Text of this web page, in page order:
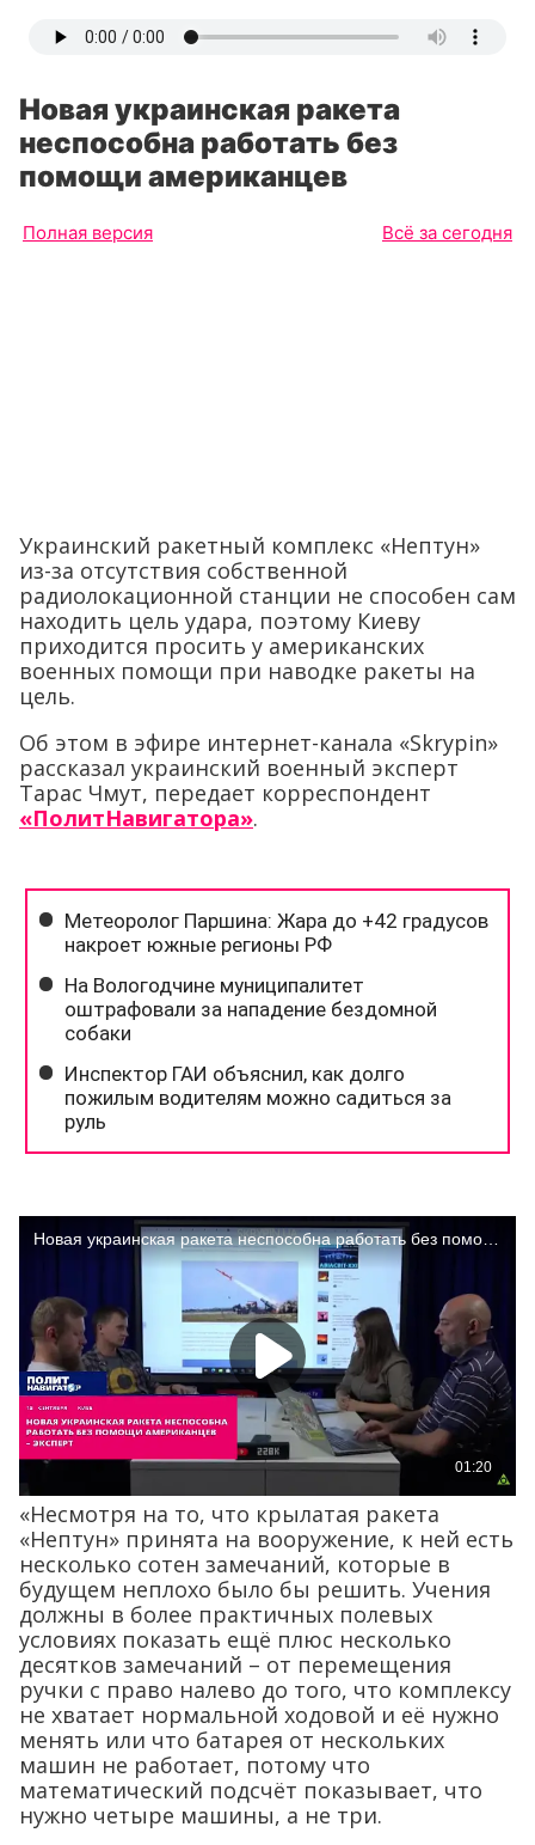
Новая украинская ракета
неспособна работать без
помощи американцев
Полная версия Всё за сегодня
Украинский ракетный комплекс «Нептун»
из-за отсутствия собственной
радиолокационной станции не способен сам
находить цель удара, поэтому Киеву
приходится просить у американских
военных помощи при наводке ракеты на
цель.
Об этом в эфире интернет-канала «Skrypin»
рассказал украинский военный эксперт
Тарас Чмут, передает корреспондент
«ПолитНавигатора».
«Несмотря на то, что крылатая ракета
«Нептун» принята на вооружение, к ней есть
несколько сотен замечаний, которые в
будущем неплохо было бы решить. Учения
должны в более практичных полевых
условиях показать ещё плюс несколько
десятков замечаний – от перемещения
ручки с право налево до того, что комплексу
не хватает нормальной ходовой и её нужно
менять или что батарея от нескольких
машин не работает, потому что
математический подсчёт показывает, что
нужно четыре машины, а не три.